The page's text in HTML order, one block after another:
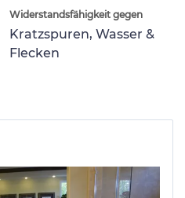
Widerstandsfähigkeit gegen
Kratzspuren, Wasser &
Flecken